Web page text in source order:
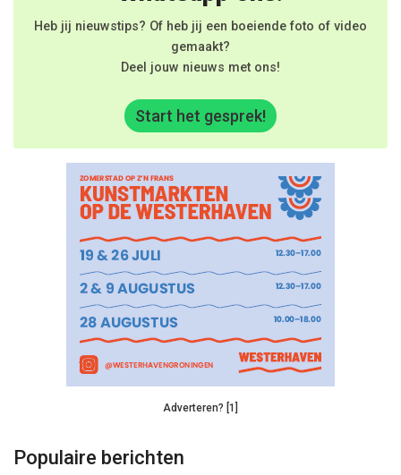
Heb jij nieuwstips? Of heb jij een boeiende foto of video
gemaakt?
Deel jouw nieuws met ons!
Start het gesprek!
Adverteren? [1]
Populaire berichten